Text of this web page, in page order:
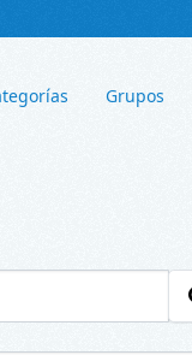
Grupos